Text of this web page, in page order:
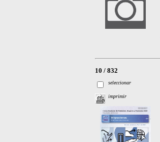
10 / 832
seleccionar
imprimir